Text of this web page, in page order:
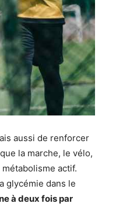
aussi de renforcer
la marche, le vélo,
actif.
glycémie dans le
à deux fois par